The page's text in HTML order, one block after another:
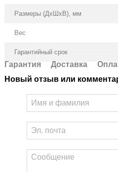
Размеры (ДxШxВ), мм
Вес
Гарантийный срок
Гарантия Доставка
Новый отзыв или